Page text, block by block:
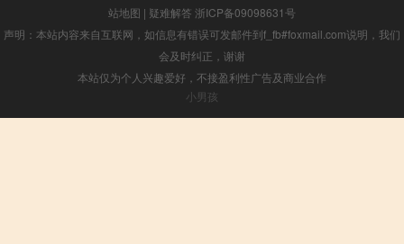
站地图 | 疑难解答 浙ICP备09098631号
声明：本站内容来自互联网，如信息有错误可发邮件到f_fb#foxmail.com说明，我们
会及时纠正，谢谢
本站仅为个人兴趣爱好，不接盈利性广告及商业合作
小男孩